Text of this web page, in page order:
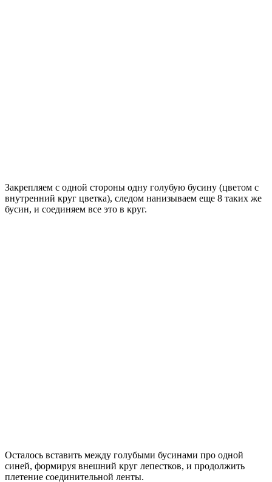
Закрепляем с одной стороны одну голубую бусину (цветом с
внутренний круг цветка), следом нанизываем еще 8 таких же
бусин, и соединяем все это в круг.
Осталось вставить между голубыми бусинами про одной
синей, формируя внешний круг лепестков, и продолжить
плетение соединительной ленты.